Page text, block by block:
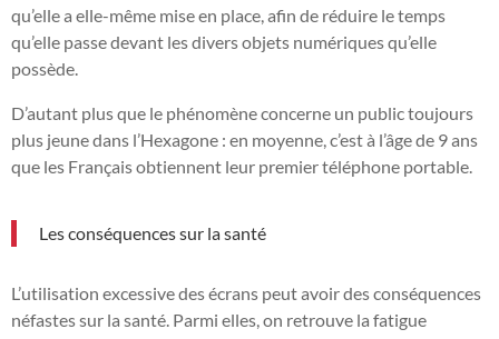
qu’elle a elle-même mise en place, afin de réduire le temps
qu’elle passe devant les divers objets numériques qu’elle
possède.
D’autant plus que le phénomène concerne un public toujours
plus jeune dans l’Hexagone : en moyenne, c’est à l’âge de 9 ans
que les Français obtiennent leur premier téléphone portable.
Les conséquences sur la santé
L’utilisation excessive des écrans peut avoir des conséquences
néfastes sur la santé. Parmi elles, on retrouve la fatigue